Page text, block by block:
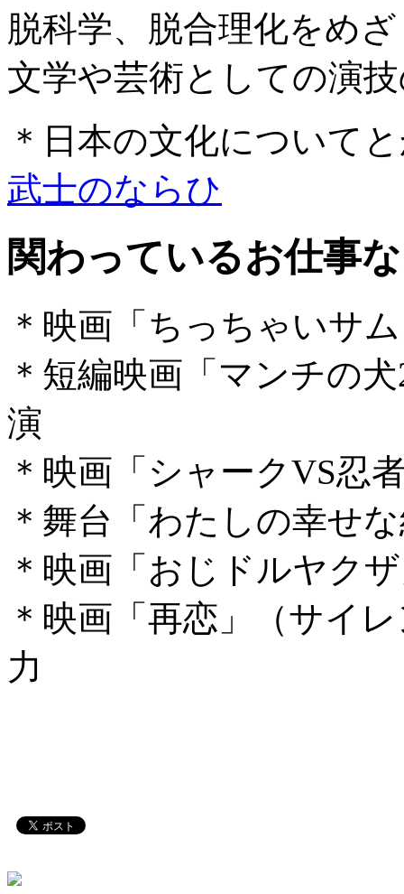
脱科学、脱合理化をめ
文学や芸術としての演
＊日本の文化について
武士のならひ
関わっているお仕事
＊映画「ちっちゃいサ
＊短編映画「マンチの
演
＊映画「シャークVS忍
＊舞台「わたしの幸せ
＊映画「おじドルヤク
＊映画「再恋」（サイ
力